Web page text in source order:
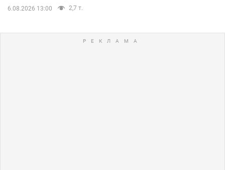
6.08.2026 13:00 2,7 т.